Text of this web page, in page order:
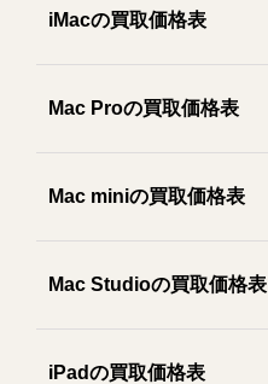
iMacの買取価格表
Mac Proの買取価格表
Mac miniの買取価格表
Mac Studioの買取価格表
iPadの買取価格表